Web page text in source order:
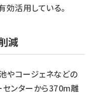
効活用している。
減
やコージェネなどの
センターから370m離